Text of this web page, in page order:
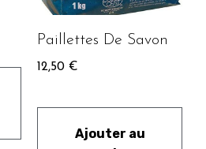
Paillettes De Savon
12,50 €
Ajouter au